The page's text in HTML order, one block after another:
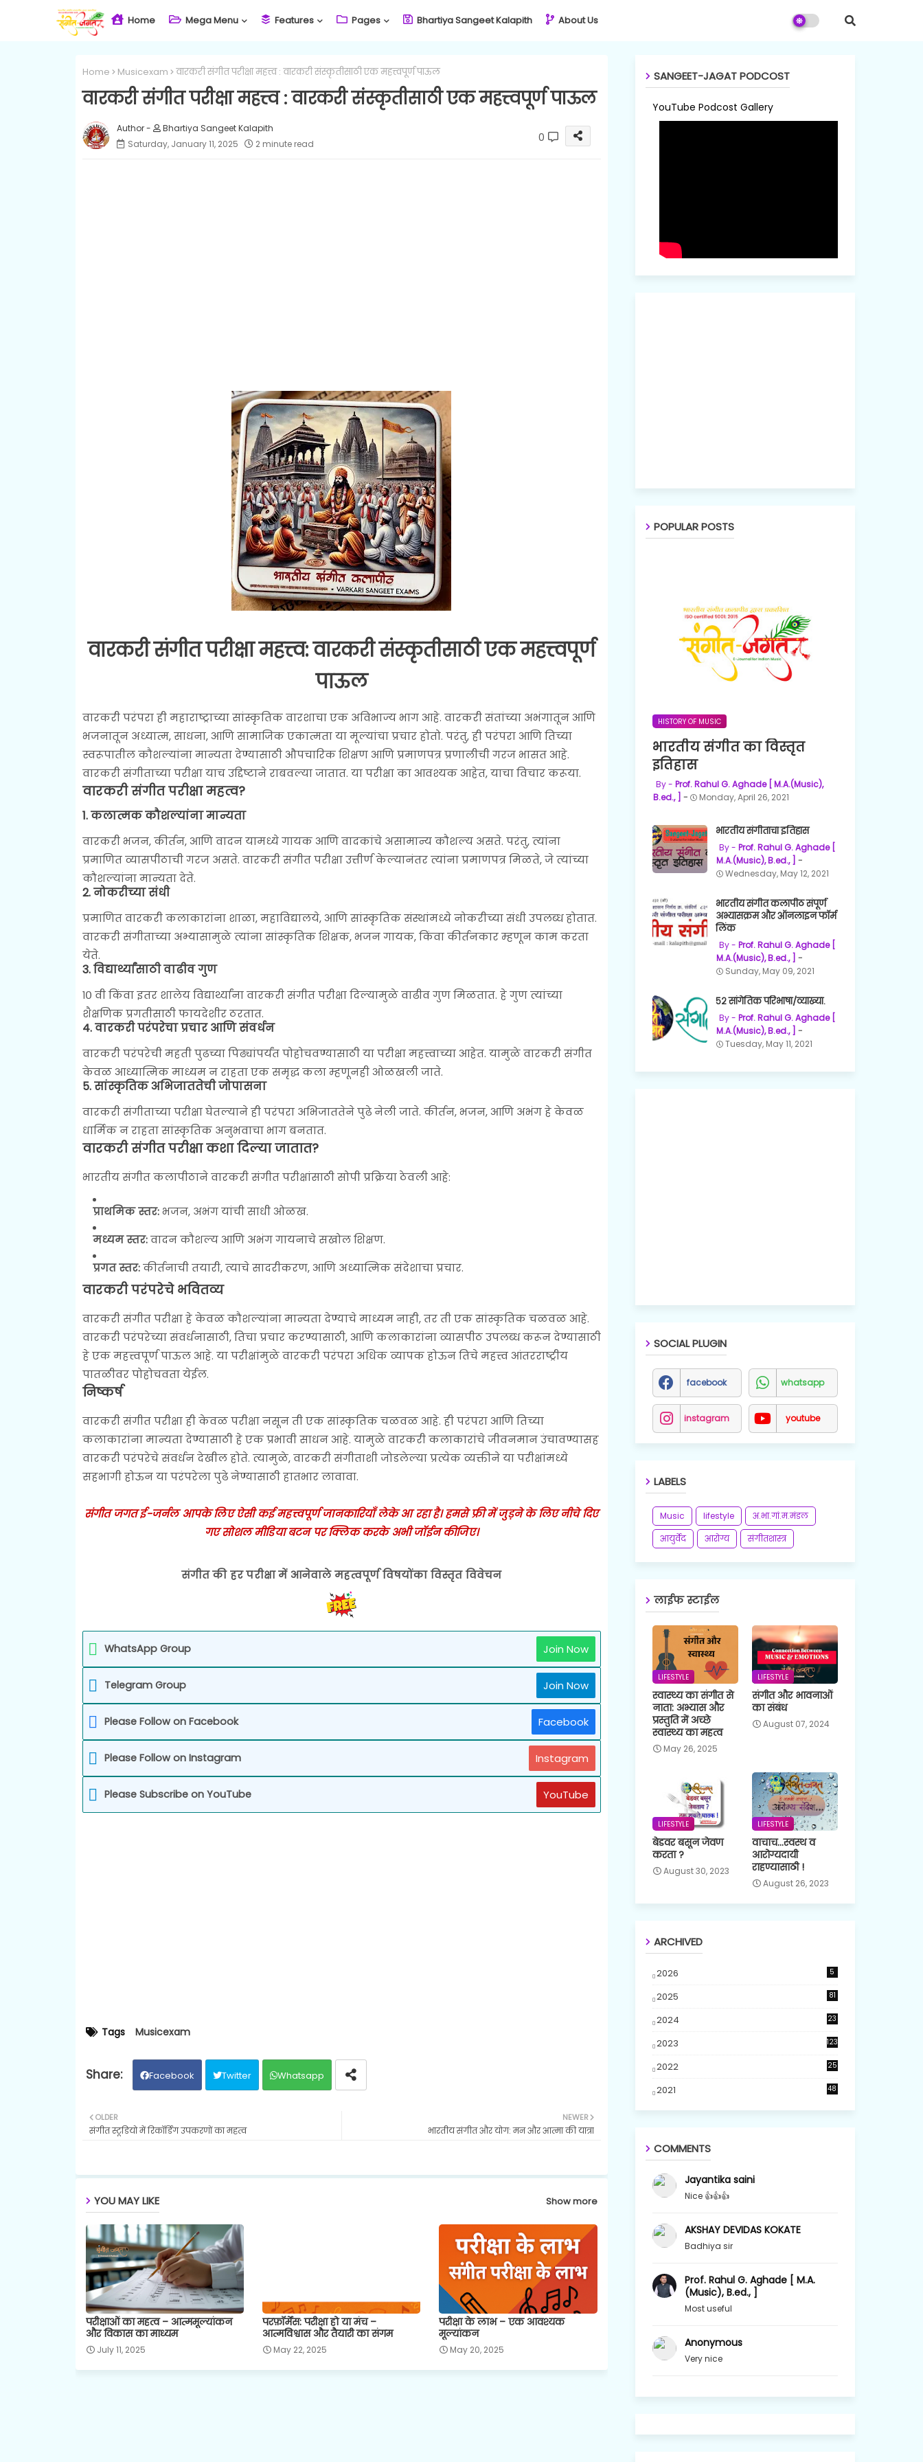
Home Mega Menu Features Pages Bhartiya Sangeet Kalapith About Us
Home Musicexam वारकरी संगीत परीक्षा महत्त्व : वारकरी संस्कृतीसाठी एक महत्त्वपूर्ण पाऊल
वारकरी संगीत परीक्षा महत्त्व : वारकरी संस्कृतीसाठी एक महत्त्वपूर्ण पाऊल
Bhartiya Sangeet Kalapith
Saturday, January 11, 2025
2 minute read 0
वारकरी संगीत परीक्षा महत्त्व: वारकरी संस्कृतीसाठी एक महत्त्वपूर्ण
पाऊल
वारकरी परंपरा ही महाराष्ट्राच्या सांस्कृतिक वारशाचा एक अविभाज्य भाग आहे. वारकरी संतांच्या अभंगातून आणि
भजनातून अध्यात्म, साधना, आणि सामाजिक एकात्मता या मूल्यांचा प्रचार होतो. परंतु, ही परंपरा आणि तिच्या
स्वरूपातील कौशल्यांना मान्यता देण्यासाठी औपचारिक शिक्षण आणि प्रमाणपत्र प्रणालीची गरज भासत आहे.
वारकरी संगीताच्या परीक्षा याच उद्दिष्टाने राबवल्या जातात. या परीक्षा का आवश्यक आहेत, याचा विचार करूया.
वारकरी संगीत परीक्षा महत्व?
1.कलात्मक कौशल्यांना मान्यता
वारकरी भजन, कीर्तन, आणि वादन यामध्ये गायक आणि वादकांचे असामान्य कौशल्य असते. परंतु, त्यांना
प्रमाणित व्यासपीठाची गरज असते. वारकरी संगीत परीक्षा उत्तीर्ण केल्यानंतर त्यांना प्रमाणपत्र मिळते, जे त्यांच्या
कौशल्यांना मान्यता देते.
2.नोकरीच्या संधी
प्रमाणित वारकरी कलाकारांना शाळा, महाविद्यालये, आणि सांस्कृतिक संस्थांमध्ये नोकरीच्या संधी उपलब्ध होतात.
वारकरी संगीताच्या अभ्यासामुळे त्यांना सांस्कृतिक शिक्षक, भजन गायक, किंवा कीर्तनकार म्हणून काम करता
येते.
3.विद्यार्थ्यांसाठी वाढीव गुण
१० वी किंवा इतर शालेय विद्यार्थ्यांना वारकरी संगीत परीक्षा दिल्यामुळे वाढीव गुण मिळतात. हे गुण त्यांच्या
शैक्षणिक प्रगतीसाठी फायदेशीर ठरतात.
4.वारकरी परंपरेचा प्रचार आणि संवर्धन
वारकरी परंपरेची महती पुढच्या पिढ्यांपर्यंत पोहोचवण्यासाठी या परीक्षा महत्त्वाच्या आहेत. यामुळे वारकरी संगीत
केवळ आध्यात्मिक माध्यम न राहता एक समृद्ध कला म्हणूनही ओळखली जाते.
5.सांस्कृतिक अभिजाततेची जोपासना
वारकरी संगीताच्या परीक्षा घेतल्याने ही परंपरा अभिजाततेने पुढे नेली जाते. कीर्तन, भजन, आणि अभंग हे केवळ
धार्मिक न राहता सांस्कृतिक अनुभवाचा भाग बनतात.
वारकरी संगीत परीक्षा कशा दिल्या जातात?
भारतीय संगीत कलापीठाने वारकरी संगीत परीक्षांसाठी सोपी प्रक्रिया ठेवली आहे:
प्राथमिक स्तर:भजन, अभंग यांची साधी ओळख.
मध्यम स्तर:वादन कौशल्य आणि अभंग गायनाचे सखोल शिक्षण.
प्रगत स्तर:कीर्तनाची तयारी, त्याचे सादरीकरण, आणि अध्यात्मिक संदेशाचा प्रचार.
वारकरी परंपरेचे भवितव्य
वारकरी संगीत परीक्षा हे केवळ कौशल्यांना मान्यता देण्याचे माध्यम नाही, तर ती एक सांस्कृतिक चळवळ आहे.
वारकरी परंपरेच्या संवर्धनासाठी, तिचा प्रचार करण्यासाठी, आणि कलाकारांना व्यासपीठ उपलब्ध करून देण्यासाठी
हे एक महत्त्वपूर्ण पाऊल आहे. या परीक्षांमुळे वारकरी परंपरा अधिक व्यापक होऊन तिचे महत्त्व आंतरराष्ट्रीय
पातळीवर पोहोचवता येईल.
निष्कर्ष
वारकरी संगीत परीक्षा ही केवळ परीक्षा नसून ती एक सांस्कृतिक चळवळ आहे. ही परंपरा आणि तिच्या
कलाकारांना मान्यता देण्यासाठी हे एक प्रभावी साधन आहे. यामुळे वारकरी कलाकारांचे जीवनमान उंचावण्यासह
वारकरी परंपरेचे संवर्धन देखील होते. त्यामुळे, वारकरी संगीताशी जोडलेल्या प्रत्येक व्यक्तीने या परीक्षांमध्ये
सहभागी होऊन या परंपरेला पुढे नेण्यासाठी हातभार लावावा.
संगीत जगत ई-जर्नल आपके लिए ऐसी कई महत्त्वपूर्ण जानकारियाँ लेके आ रहा है। हमसे फ्री में जुड़ने के लिए नीचे दिए
गए सोशल मीडिया बटन पर क्लिक करके अभी जॉईन कीजिए।
संगीत की हर परीक्षा में आनेवाले महत्वपूर्ण विषयोंका विस्तृत विवेचन
WhatsApp Group Join Now
Telegram Group Join Now
Please Follow on Facebook Facebook
Please Follow on Instagram Instagram
Please Subscribe on YouTube YouTube
Tags Musicexam
Facebook Twitter Whatsapp
NEWER
भारतीय संगीत और योग: मन और आत्मा की यात्रा
OLDER
संगीत स्टूडियो में रिकॉर्डिंग उपकरणों का महत्व
YOU MAY LIKE Show more
परीक्षाओं का महत्व – आत्ममूल्यांकन
और विकास का माध्यम
July 11, 2025
परफ़ॉर्मेंस: परीक्षा हो या मंच –
आत्मविश्वास और तैयारी का संगम
May 22, 2025
परीक्षा के लाभ – एक आवश्यक
मूल्यांकन
May 20, 2025
SANGEET-JAGAT PODCOST
YouTube Podcost Gallery
POPULAR POSTS
HISTORY OF MUSIC
भारतीय संगीत का विस्तृत
इतिहास
Prof. Rahul G. Aghade [ M.A.(Music),
B.ed., ]
Monday, April 26, 2021
भारतीय संगीताचा इतिहास
Prof. Rahul G. Aghade [
M.A.(Music), B.ed., ]
Wednesday, May 12, 2021
भारतीय संगीत कलापीठ संपूर्ण
अभ्यासक्रम और ऑनलाइन फॉर्म
लिंक
Prof. Rahul G. Aghade [
M.A.(Music), B.ed., ]
Sunday, May 09, 2021
५२ सांगेतिक परिभाषा/व्याख्या.
Prof. Rahul G. Aghade [
M.A.(Music), B.ed., ]
Tuesday, May 11, 2021
SOCIAL PLUGIN
facebook whatsapp
instagram youtube
LABELS
Music lifestyle
अ.भा.गां.म.मंडल
आयुर्वेद
आरोग्य संगीतशास्त्र
लाईफ स्टाईल
LIFESTYLE
स्वास्थ्य का संगीत से
नाता: अभ्यास और
प्रस्तुति में अच्छे
स्वास्थ्य का महत्व
May 26, 2025
LIFESTYLE
संगीत और भावनाओं
का संबंध
August 07, 2024
LIFESTYLE
बेडवर बसून जेवण
करता ?
August 30, 2023
LIFESTYLE
वाचाच...स्वस्थ व
आरोग्यदायी
राहण्यासाठी !
August 26, 2023
ARCHIVED
2026 5
2025 81
2024
23
2023 123
2022 25
2021 48
COMMENTS
Jayantika saini
Nice 👍👍👍
AKSHAY DEVIDAS KOKATE
Badhiya sir
Prof. Rahul G. Aghade [ M.A.
(Music), B.ed., ]
Most useful
Anonymous
Very nice